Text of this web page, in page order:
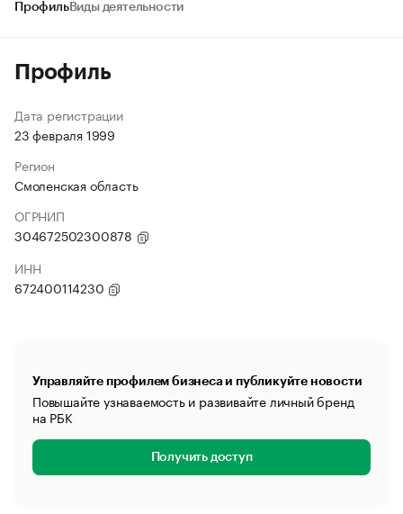
ПрофильВиды деятельности
Профиль
Дата регистрации
23 февраля 1999
Регион
Смоленская область
ОГРНИП
304672502300878
ИНН
672400114230
Управляйте профилем бизнеса и публикуйте новости
Повышайте узнаваемость и развивайте личный бренд
на РБК
Получить доступ